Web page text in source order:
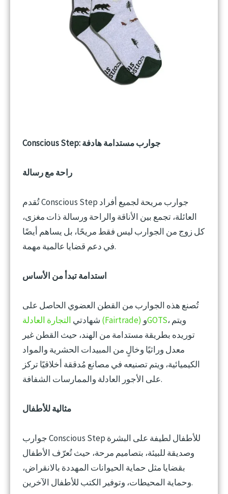
Conscious Step: جوارب مستدامة هادفة
راحة مع رسالة
تُقدم Conscious Step جوارب مريحة لجميع أفراد
العائلة، تجمع بين الأناقة والراحة ورسالة ذات مغزى،
كل زوج من الجوارب ليس فقط مريحًا، بل يساهم أيضًا
في دعم قضايا عالمية مهمة.
استدامة تبدأ من الأساس
تُصنع هذه الجوارب من القطن العضوي الحاصل على
شهادتي التجارة العادلة (Fairtrade) وGOTS، ويتم
توريده بطريقة مستدامة من الهند، حيث القطن غير
معدل وراثيًا وخالٍ من المبيدات الحشرية والمواد
الكيميائية، ويتم تصنيعه في مصانع مُدققة أخلاقيًا تركز
على الأجور العادلة والممارسات الشفافة.
مثالية للأطفال
جوارب Conscious Step للأطفال لطيفة على البشرة
وصديقة للبيئة، بتصاميم مرحة، حيث تُعرّف الأطفال
بقضايا مثل حماية الحيوانات المهددة بالانقراض،
وحماية المحيطات، وتوفير الكتب للأطفال الآخرين.